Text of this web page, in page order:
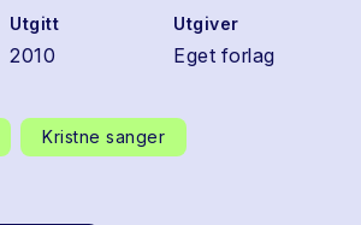
Utgitt
2010
Utgiver
Eget forlag
Kristne sanger